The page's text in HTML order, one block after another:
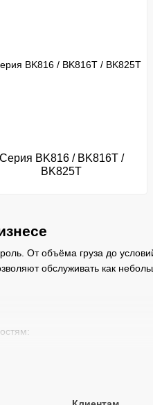
От объёма груза до
обслуживать как
Серия BK816 / BK816T /
BK825T